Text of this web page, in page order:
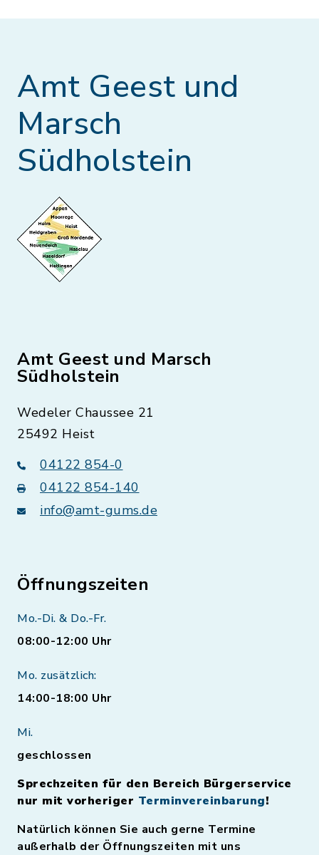
Amt Geest und
Marsch
Südholstein
Amt Geest und Marsch
Südholstein
Wedeler Chaussee 21
25492 Heist
04122 854-0
04122 854-140
info@amt-gums.de
Öffnungszeiten
Mo.-Di. & Do.-Fr.
08:00-12:00 Uhr
Mo. zusätzlich:
14:00-18:00 Uhr
Mi.
geschlossen
Sprechzeiten für den Bereich Bürgerservice
nur mit vorheriger Terminvereinbarung!
Natürlich können Sie auch gerne Termine
außerhalb der Öffnungszeiten mit uns